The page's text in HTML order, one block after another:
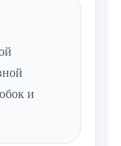
и